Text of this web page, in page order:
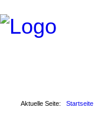
Aktuelle Seite: Startseite